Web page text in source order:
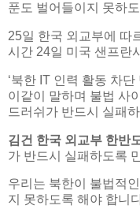
푼도 벌어들이지 못하
25일 한국 외교부에 따
시간 24일 미국 샌프란
‘북한 IT 인력 활동 차
이같이 말하며 불법 사
드러쉬가 반드시 실패
김건 한국 외교부 한반
가 반드시 실패하도록
우리는 북한이 불법적
지 못하도록 해야 합니